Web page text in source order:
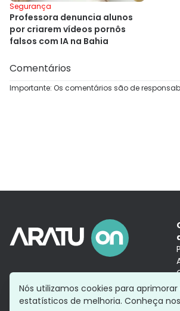
Segurança
Professora denuncia alunos
por criarem vídeos pornôs
falsos com IA na Bahia
Comentários
Importante: Os comentários são de
Nós utilizamos cookies para
estatísticos de melhoria. Conheça